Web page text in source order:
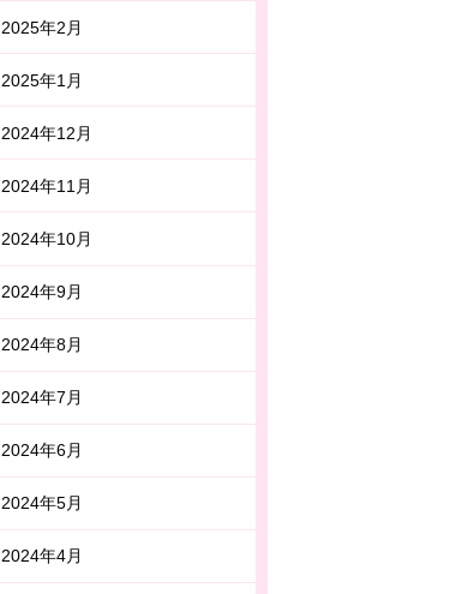
2025年2月
2025年1月
2024年12月
2024年11月
2024年10月
2024年9月
2024年8月
2024年7月
2024年6月
2024年5月
2024年4月